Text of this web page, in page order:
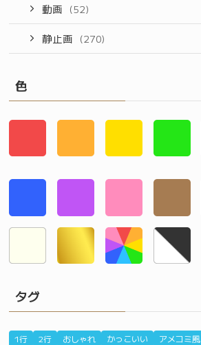
動画 (52)
静止画 (270)
色
タグ
1行 2行 おしゃれ かっこいい アメコミ風